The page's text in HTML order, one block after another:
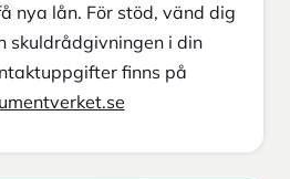
nya lån. För stöd, vänd dig
skuldrådgivningen i din
finns på